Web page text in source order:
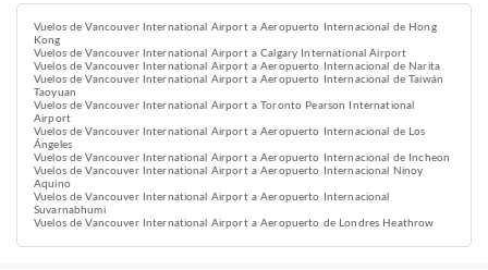
Vuelos de Vancouver International Airport a Aeropuerto Internacional de Hong
Kong
Vuelos de Vancouver International Airport a Calgary International Airport
Vuelos de Vancouver International Airport a Aeropuerto Internacional de Narita
Vuelos de Vancouver International Airport a Aeropuerto Internacional de Taiwán
Taoyuan
Vuelos de Vancouver International Airport a Toronto Pearson International
Airport
Vuelos de Vancouver International Airport a Aeropuerto Internacional de Los
Ángeles
Vuelos de Vancouver International Airport a Aeropuerto Internacional de Incheon
Vuelos de Vancouver International Airport a Aeropuerto Internacional Ninoy
Aquino
Vuelos de Vancouver International Airport a Aeropuerto Internacional
Suvarnabhumi
Vuelos de Vancouver International Airport a Aeropuerto de Londres Heathrow